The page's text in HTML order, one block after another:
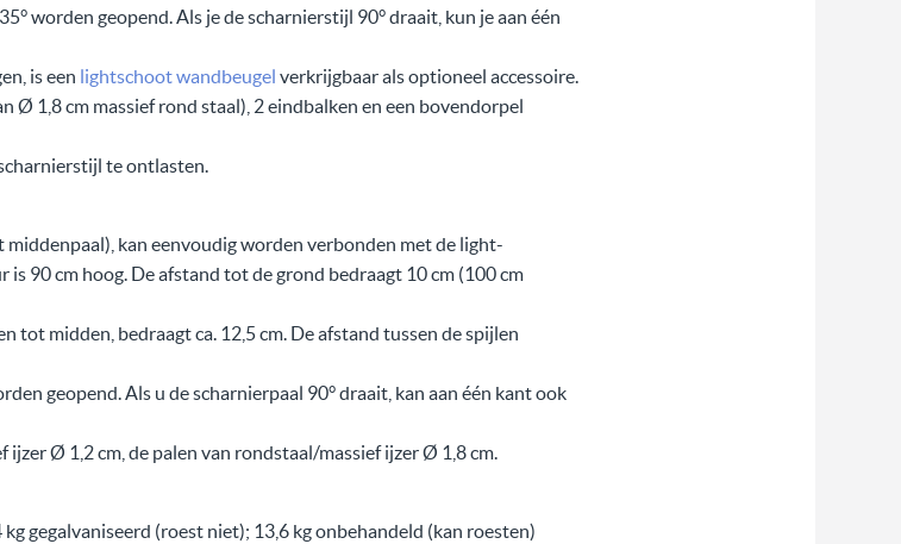
worden geopend. Als je de scharnierstijl 90° draait, kun je aan één
is een lightschoot wandbeugel verkrijgbaar als optioneel accessoire.
Ø 1,8 cm massief rond staal), 2 eindbalken en een bovendorpel
te ontlasten.
kan eenvoudig worden verbonden met de light-
90 cm hoog. De afstand tot de grond bedraagt 10 cm (100 cm
tot midden, bedraagt ca. 12,5 cm. De afstand tussen de spijlen
geopend. Als u de scharnierpaal 90° draait, kan aan één kant ook
Ø 1,2 cm, de palen van rondstaal/massief ijzer Ø 1,8 cm.
gegalvaniseerd (roest niet); 13,6 kg onbehandeld (kan roesten)